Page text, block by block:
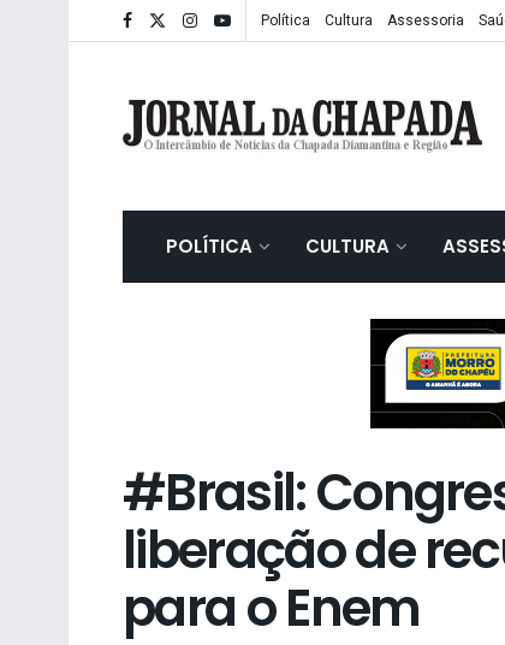
Política Cultura Assessoria
POLÍTICA CULTURA
#Brasil:
liberação de
para o Enem